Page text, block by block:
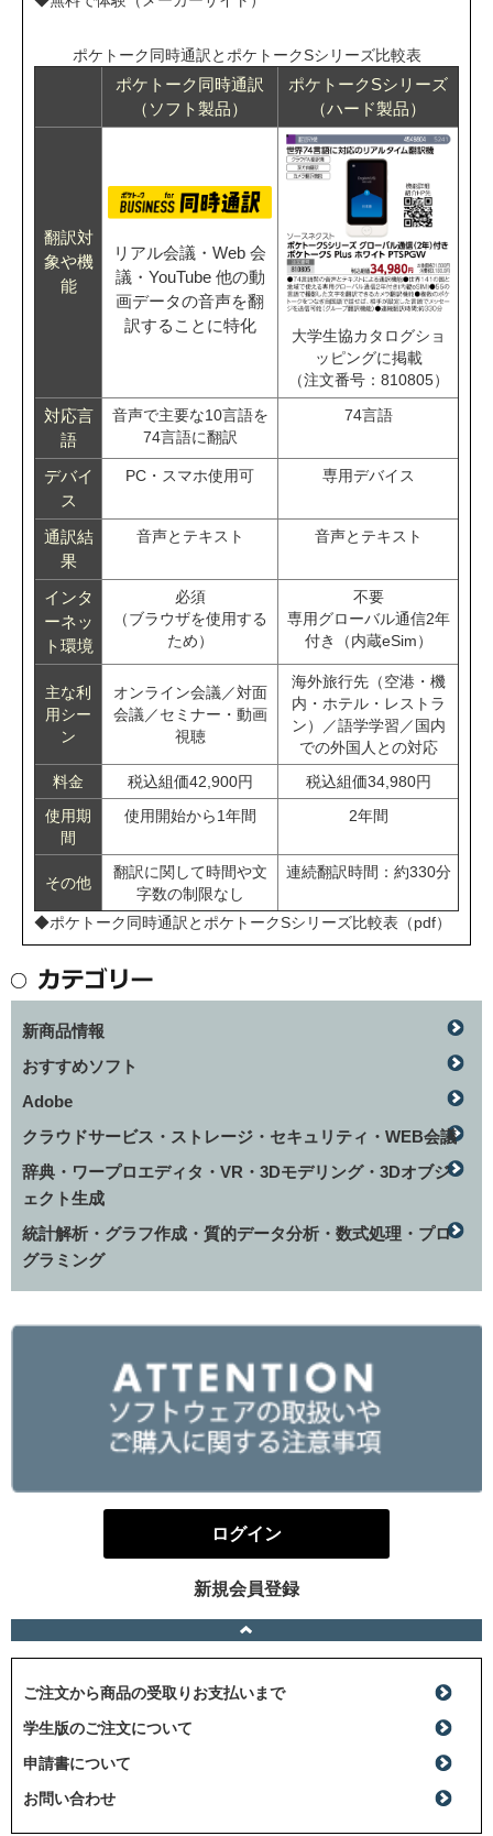
ポケトーク同時通訳とポケトークSシリーズ比較表
ポケトーク同時通訳
（ソフト製品）
ポケトークSシリーズ
（ハード製品）
翻訳対
象や機
能
リアル会議・Web 会
議・YouTube 他の動
画データの音声を翻
訳することに特化
大学生協カタログショ
ッピングに掲載
（注文番号：810805）
対応言
語
音声で主要な10言語を
74言語に翻訳
74言語
デバイ
ス
PC・スマホ使用可 専用デバイス
通訳結
果
音声とテキスト 音声とテキスト
インタ
ーネッ
ト環境
必須
（ブラウザを使用する
ため）
不要
専用グローバル通信2年
付き（内蔵eSim）
主な利
用シー
ン
オンライン会議／対面
会議／セミナー・動画
視聴
海外旅行先（空港・機
内・ホテル・レストラ
ン）／語学学習／国内
での外国人との対応
料金
税込組価42,900円
税込組価34,980円
使用期
間
使用開始から1年間 2年間
その他
翻訳に関して時間や文
字数の制限なし
連続翻訳時間：約330分
◆ポケトーク同時通訳とポケトークSシリーズ比較表（pdf）
新商品情報
おすすめソフト
Adobe
クラウドサービス・ストレージ・セキュリティ・WEB会議
辞典・ワープロエディタ・VR・3Dモデリング・3Dオブジ
ェクト生成
統計解析・グラフ作成・質的データ分析・数式処理・プロ
グラミング
ログイン
新規会員登録
ご注文から商品の受取りお支払いまで
学生版のご注文について
申請書について
お問い合わせ